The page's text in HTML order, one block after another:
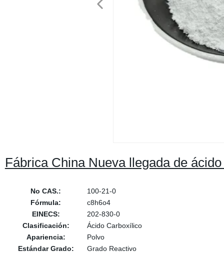
Fábrica China Nueva llegada de
No CAS.:
100-21-0
Fórmula:
c8h6o4
EINECS:
202-830-0
Clasificación:
Ácido Carboxílico
Apariencia:
Polvo
Estándar Grado:
Grado Reactivo